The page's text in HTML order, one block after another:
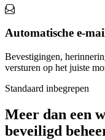
Automatische e-
Bevestigingen,
versturen op het juiste
Standaard inbegrepen
Meer dan een
beveiligd